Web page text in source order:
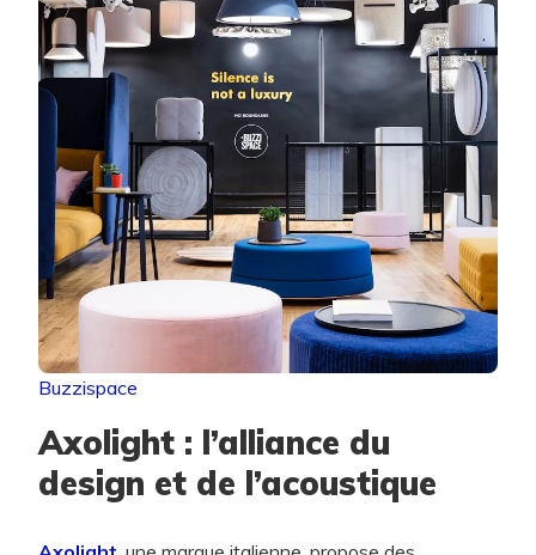
Buzzispace
Axolight : l’alliance du
design et de l’acoustique